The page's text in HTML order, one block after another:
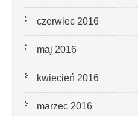
czerwiec 2016
maj 2016
kwiecień 2016
marzec 2016